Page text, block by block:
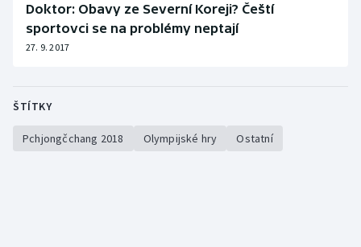
Lyže a snowboard
Motorsport
Doktor: Obavy ze Severní Koreji? Čeští
sportovci se na problémy neptají
27. 9. 2017
ŠTÍTKY
Pchjongčchang 2018 Olympijské hry Ostatní